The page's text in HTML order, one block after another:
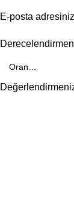
E-posta